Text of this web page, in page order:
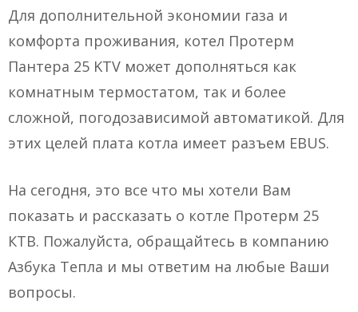
Для дополнительной экономии газа и
комфорта проживания, котел Протерм
Пантера 25 KTV может дополняться как
комнатным термостатом, так и более
сложной, погодозависимой автоматикой. Для
этих целей плата котла имеет разъем EBUS.
На сегодня, это все что мы хотели Вам
показать и рассказать о котле Протерм 25
КТВ. Пожалуйста, обращайтесь в компанию
Азбука Тепла и мы ответим на любые Ваши
вопросы.